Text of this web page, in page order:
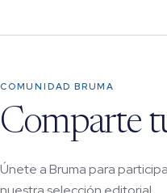
COMUNIDAD BRUMA
Comparte
Únete a Bruma para